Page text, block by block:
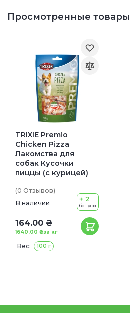
Просмотренные товары
TRIXIE Premio
Chicken Pizza
Лакомства для
собак Кусочки
пиццы (с курицей)
(0 Отзывов)
В наличии
164.00 ₴
за кг
1640.00 ₴
+ 2
бонуси
Вес: 100 г